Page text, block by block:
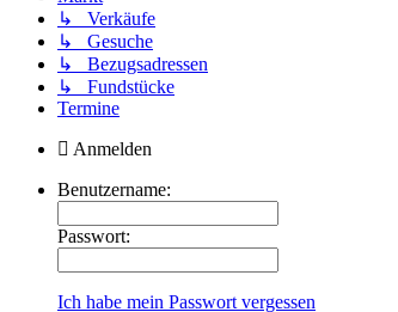
↳ Verkäufe
↳ Gesuche
↳ Bezugsadressen
↳ Fundstücke
Termine
Anmelden
Benutzername:
Passwort:
Ich habe mein Passwort vergessen